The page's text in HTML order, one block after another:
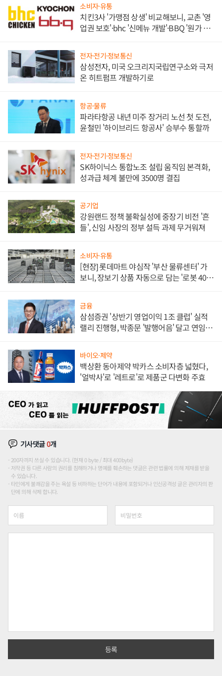
소비자·유통
치킨3사 '가맹점 상생' 비교해보니, 교촌 '영
업권 보호'·bhc '신메뉴 개발'·BBQ '원가 부
전자·전기·정보통신
삼성전자, 미국 오크리지국립연구소와 극저
온 히트펌프 개발하기로
항공·물류
파라타항공 내년 미주 장거리 노선 첫 도전,
윤철민 '하이브리드 항공사' 승부수 통할까
전자·전기·정보통신
SK하이닉스 통합노조 설립 움직임 본격화,
성과급 체계 불만에 3500명 결집
공기업
강원랜드 정책 불확실성에 중장기 비전 '흔
들', 신임 사장의 정부 설득 과제 무거워져
소비자·유통
[현장] 롯데마트 야심작 '부산 물류센터' 가
보니, 장보기 상품 자동으로 담는 '로봇 400
금융
삼섬증권 '상반기 영업이익 1조 클럽' 실적
랠리 진행형, 박종문 '발행어음' 달고 연임 향
바이오·제약
백상환 동아제약 박카스 소비자층 넓혔다,
'얼박사'로 '레트로'로 제품군 다변화 주효
기사댓글0개
200자까지 쓰실 수 있습니다. (현재 0 byte / 최대 400byte)
저작권 등 다른 사람의 권리를 침해하거나 명예를 훼손하는 댓글은 관련 법률에 의해 제재를 받을
수 있습니다.
타인에게 불쾌감을 주는 욕설 등 비하하는 단어가 내용에 포함되거나 인신공격성 글은 관리자의 판
단에 의해 삭제 합니다.